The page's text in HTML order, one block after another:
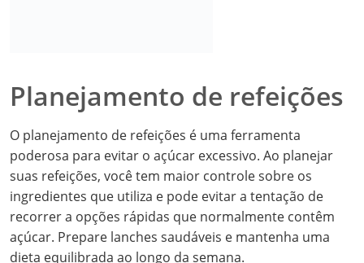
Planejamento de refeições
O planejamento de refeições é uma ferramenta
poderosa para evitar o açúcar excessivo. Ao planejar
suas refeições, você tem maior controle sobre os
ingredientes que utiliza e pode evitar a tentação de
recorrer a opções rápidas que normalmente contêm
açúcar. Prepare lanches saudáveis e mantenha uma
dieta equilibrada ao longo da semana.